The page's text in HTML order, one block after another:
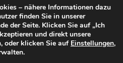
– nähere Informationen dazu
finden Sie in unserer
der Seite. Klicken Sie auf „Ich
und direkt unsere
oder klicken Sie auf Einstellungen,